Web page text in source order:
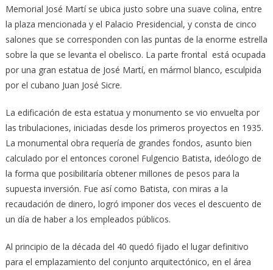
Memorial José Martí se ubica justo sobre una suave colina, entre
la plaza mencionada y el Palacio Presidencial, y consta de cinco
salones que se corresponden con las puntas de la enorme estrella
sobre la que se levanta el obelisco. La parte frontal está ocupada
por una gran estatua de José Martí, en mármol blanco, esculpida
por el cubano Juan José Sicre.
La edificación de esta estatua y monumento se vio envuelta por
las tribulaciones, iniciadas desde los primeros proyectos en 1935.
La monumental obra requería de grandes fondos, asunto bien
calculado por el entonces coronel Fulgencio Batista, ideólogo de
la forma que posibilitaría obtener millones de pesos para la
supuesta inversión. Fue así como Batista, con miras a la
recaudación de dinero, logró imponer dos veces el descuento de
un día de haber a los empleados públicos.
Al principio de la década del 40 quedó fijado el lugar definitivo
para el emplazamiento del conjunto arquitectónico, en el área